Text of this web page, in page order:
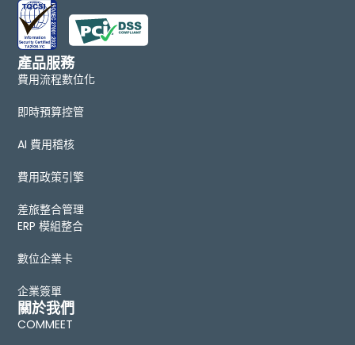
產品服務
費用流程數位化
即時預算控管
AI 費用稽核
費用政策引擎
差旅整合管理
ERP 模組整合
數位企業卡
企業簽單
關於我們
COMMEET